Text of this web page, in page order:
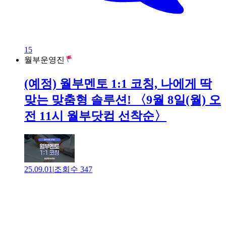
15
월부운영진
(예정) 월부멘토 1:1 코칭, 나에게 딱
맞는 맞춤형 솔루션! 〈9월 8일(월) 오
전 11시 월부닷컴 선착순〉
25.09.01 |조회수 347